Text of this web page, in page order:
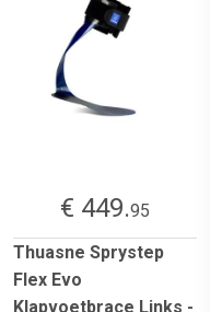
€ 449.95
Thuasne Sprystep
Flex Evo
Klapvoetbrace Links -